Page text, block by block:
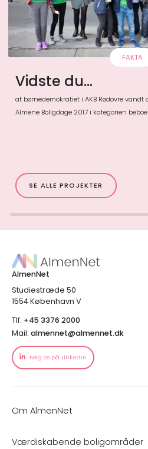
FAKTA
Vidste du...
at børnedemokratiet i AKB Rødovre
Almene Boligdage 2017 i kategorien
SE ALLE PROJEKTER
AlmenNet
Studiestræde 50
1554 København V
Tlf. +45 3376 2000
Mail: almennet@almennet.dk
Følg os på LinkedIn
Om AlmenNet
Værdiskabende boligområder